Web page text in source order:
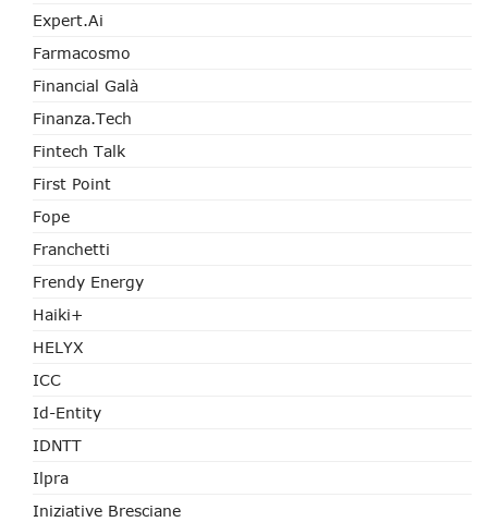
Expert.ai
Farmacosmo
Financial Galà
Finanza.tech
Fintech Talk
First Point
Fope
Franchetti
Frendy Energy
Haiki+
HELYX
ICC
Id-Entity
IDNTT
Ilpra
Iniziative Bresciane